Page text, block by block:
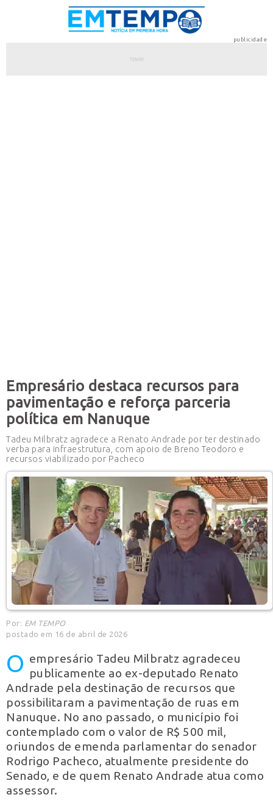
publicidade
Empresário destaca recursos para
pavimentação e reforça parceria
política em Nanuque
Tadeu Milbratz agradece a Renato Andrade por ter destinado
verba para infraestrutura, com apoio de Breno Teodoro e
recursos viabilizado por Pacheco
Por: EM TEMPO
postado em 16 de abril de 2026
O empresário Tadeu Milbratz agradeceu
publicamente ao ex-deputado Renato
Andrade pela destinação de recursos que
possibilitaram a pavimentação de ruas em
Nanuque. No ano passado, o município foi
contemplado com o valor de R$ 500 mil,
oriundos de emenda parlamentar do senador
Rodrigo Pacheco, atualmente presidente do
Senado, e de quem Renato Andrade atua como
assessor.